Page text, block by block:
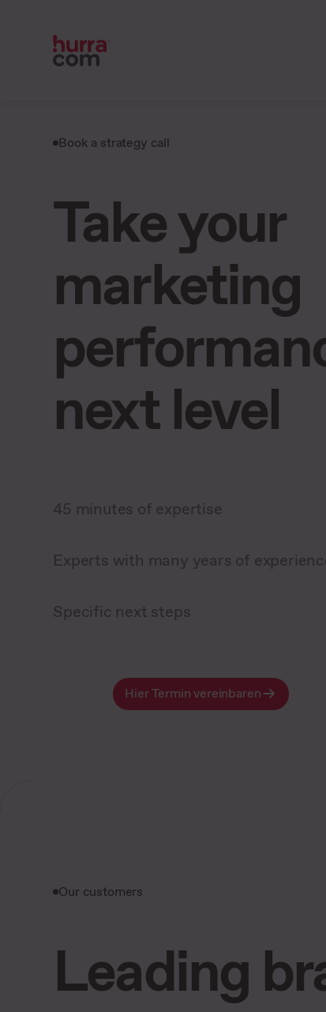
Book a strategy call
Take your
marketing
next level
45 minutes of expertise
Experts with many years of
Specific next steps
Hier Termin vereinbaren
Our customers
Leading